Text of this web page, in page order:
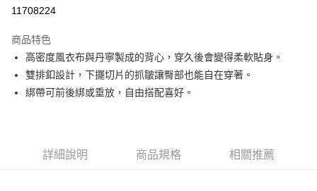
悠遊付
AFTEE先享後付
相關說明
２．便利：只要手機號碼，簡訊認證，即可結帳。
運送方式
11708224
商品特色
高密度風衣布與丹寧製成的背心，穿久後會變得柔軟貼身。
雙排釦設計，下擺切片的抓皺讓臀部也能自在穿著。
綁帶可前後綁或垂放，自由搭配喜好。
詳細說明 商品規格 相關推薦